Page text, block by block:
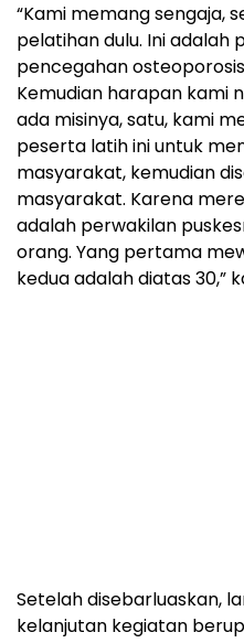
“Kami memang sengaja,
pelatihan dulu. Ini adalah
pencegahan
Kemudian harapan kami
ada misinya, satu, kami
peserta latih ini untuk
masyarakat, kemudian
masyarakat. Karena
adalah perwakilan
orang. Yang pertama
kedua adalah diatas 30,”
Setelah disebarluaskan,
kelanjutan kegiatan